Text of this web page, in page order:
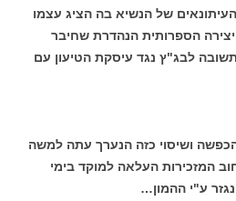
של הנשיא בה הציג עצמו
הספרותית הנהדרת שחיבר
לבג"ץ נגד עיסקת הטיעון עם
ושיסוי כזה הנערך עתה למשה
המזכירות העלאה למוקד בימי
ע"י ההמון…